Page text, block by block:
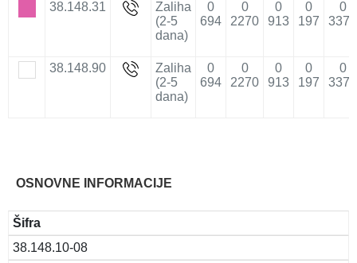
38.148.31
Zaliha
(2-5
dana)
0
694
0
2270
0
913
0
197
0
3373
38.148.90
Zaliha
(2-5
dana)
0
694
0
2270
0
913
0
197
0
3373
OSNOVNE INFORMACIJE
Šifra
38.148.10-08